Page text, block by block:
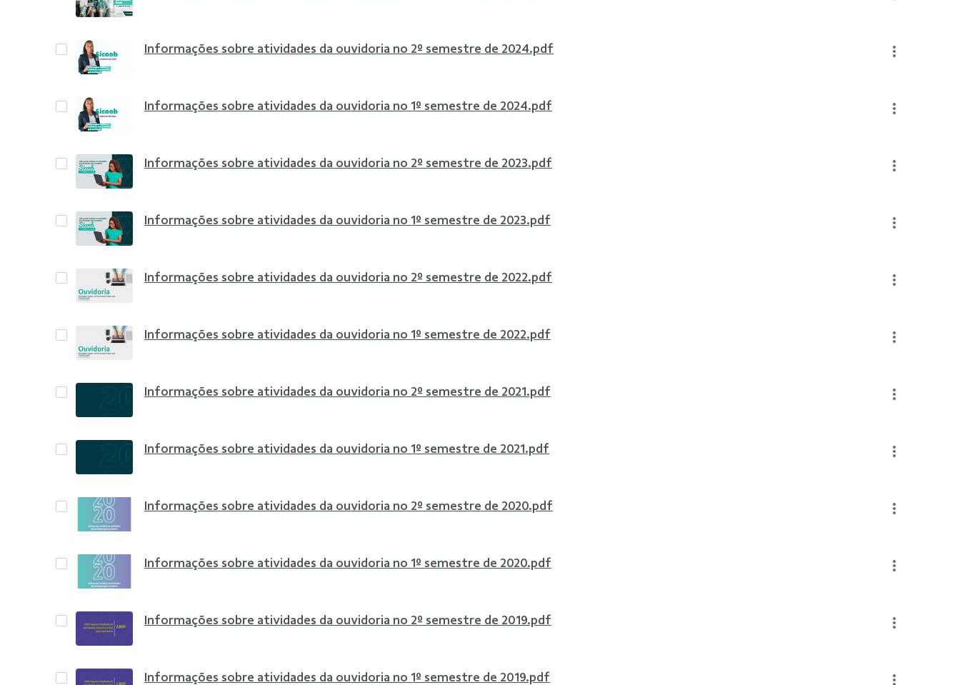
Informações sobre atividades da ouvidoria no 2º semestre de 2024.pdf
Informações sobre atividades da ouvidoria no 1º semestre de 2024.pdf
Informações sobre atividades da ouvidoria no 2º semestre de 2023.pdf
Informações sobre atividades da ouvidoria no 1º semestre de 2023.pdf
Informações sobre atividades da ouvidoria no 2º semestre de 2022.pdf
Informações sobre atividades da ouvidoria no 1º semestre de 2022.pdf
Informações sobre atividades da ouvidoria no 2º semestre de 2021.pdf
Informações sobre atividades da ouvidoria no 1º semestre de 2021.pdf
Informações sobre atividades da ouvidoria no 2º semestre de 2020.pdf
Informações sobre atividades da ouvidoria no 1º semestre de 2020.pdf
Informações sobre atividades da ouvidoria no 2º semestre de 2019.pdf
Informações sobre atividades da ouvidoria no 1º semestre de 2019.pdf